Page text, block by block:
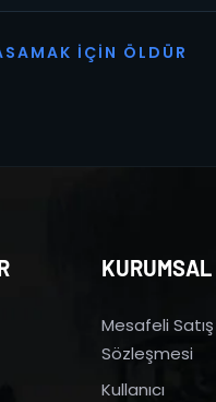
SAMAK İ ÇI N Ö L D Ü R
KURUMSAL
Mesafeli Satış
Sözleşmesi
Kullanıcı